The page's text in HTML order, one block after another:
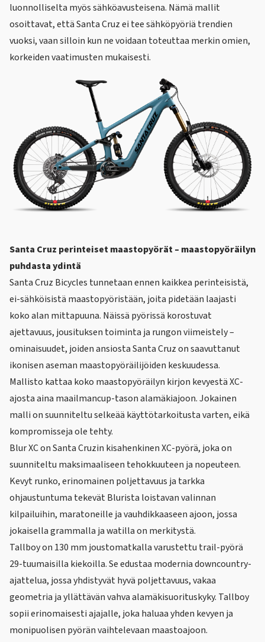
luonnolliselta myös sähköavusteisena. Nämä mallit
osoittavat, että Santa Cruz ei tee sähköpyöriä trendien
vuoksi, vaan silloin kun ne voidaan toteuttaa merkin omien,
korkeiden vaatimusten mukaisesti.
Santa Cruz perinteiset maastopyörät– maastopyöräilyn
puhdasta ydintä
Santa Cruz Bicycles tunnetaan ennen kaikkea perinteisistä,
ei-sähköisistä maastopyöristään, joita pidetään laajasti
koko alan mittapuuna. Näissä pyörissä korostuvat
ajettavuus, jousituksen toiminta ja rungon viimeistely –
ominaisuudet, joiden ansiosta Santa Cruz on saavuttanut
ikonisen aseman maastopyöräilijöiden keskuudessa.
Mallisto kattaa koko maastopyöräilyn kirjon kevyestä XC-
ajosta aina maailmancup-tason alamäkiajoon. Jokainen
malli on suunniteltu selkeää käyttötarkoitusta varten, eikä
kompromisseja ole tehty.
Blur XC on Santa Cruzin kisahenkinen XC-pyörä, joka on
suunniteltu maksimaaliseen tehokkuuteen ja nopeuteen.
Kevyt runko, erinomainen poljettavuus ja tarkka
ohjaustuntuma tekevät Blurista loistavan valinnan
kilpailuihin, maratoneille ja vauhdikkaaseen ajoon, jossa
jokaisella grammalla ja watilla on merkitystä.
Tallboy on 130 mm joustomatkalla varustettu trail-pyörä
29-tuumaisilla kiekoilla. Se edustaa modernia downcountry-
ajattelua, jossa yhdistyvät hyvä poljettavuus, vakaa
geometria ja yllättävän vahva alamäkisuorituskyky. Tallboy
sopii erinomaisesti ajajalle, joka haluaa yhden kevyen ja
monipuolisen pyörän vaihtelevaan maastoajoon.